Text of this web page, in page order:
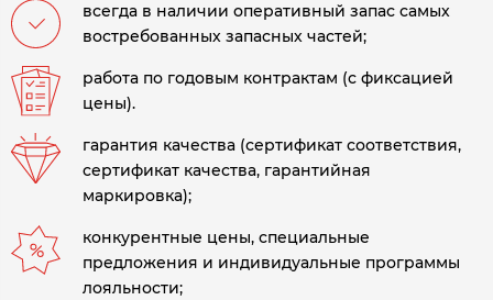
всегда в наличии оперативный запас самых
востребованных запасных частей;
работа по годовым контрактам (с фиксацией
цены).
гарантия качества (сертификат соответствия,
сертификат качества, гарантийная
маркировка);
конкурентные цены, специальные
предложения и индивидуальные программы
лояльности;